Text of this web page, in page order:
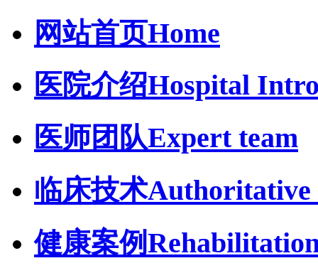
网站首页Home
医院介绍Hospital
医师团队Expert team
临床技术Authoritative
健康案例